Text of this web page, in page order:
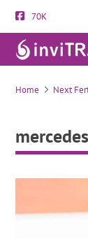
70K
Home Next